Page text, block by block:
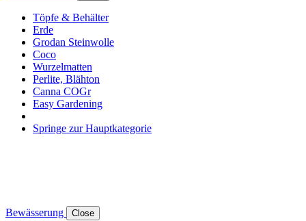
Töpfe & Behälter
Erde
Grodan Steinwolle
Coco
Wurzelmatten
Perlite, Blähton
Canna COGr
Easy Gardening
Springe zur Hauptkategorie
Bewässerung Close